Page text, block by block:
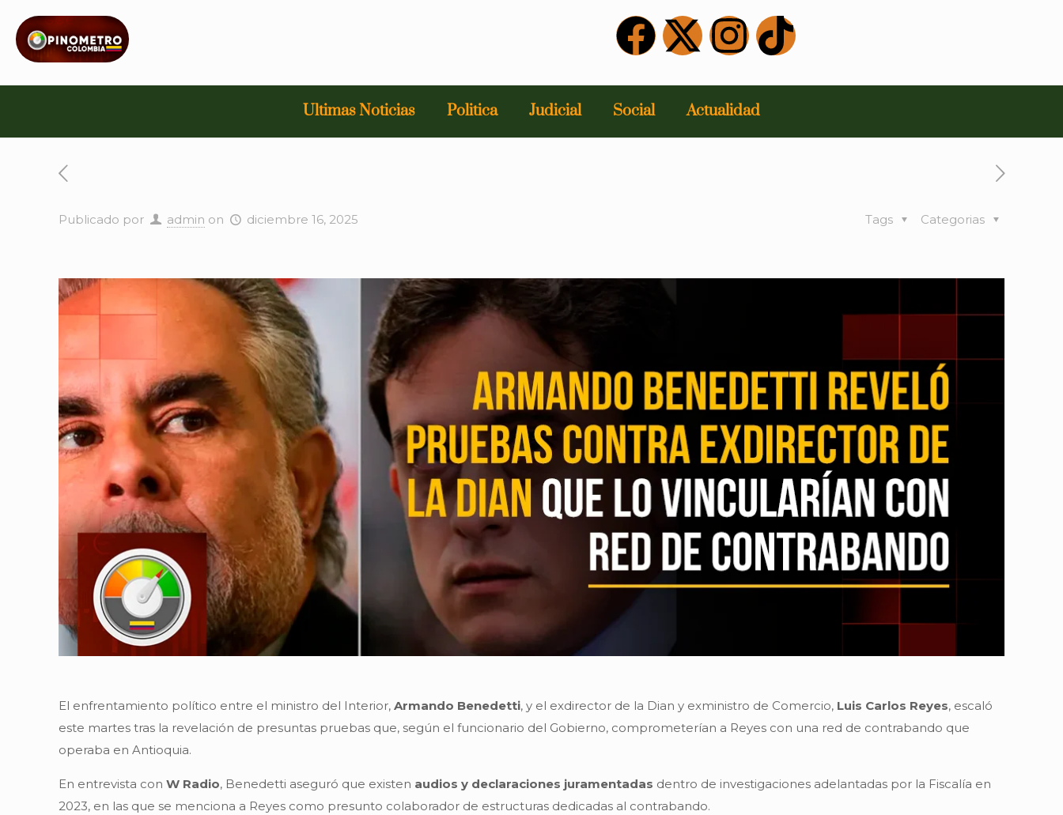
Ultimas Noticias Politica Judicial Social Actualidad
Publicado por admin on diciembre 16, 2025 Categorias
Tags
El enfrentamiento político entre el ministro del Interior,Armando Benedetti, y el exdirector de la Dian y exministro de Comercio, Luis Carlos Reyes, escaló
este martes tras la revelación de presuntas pruebas que, según el funcionario del Gobierno, comprometerían a Reyes con una red de contrabando que
operaba en Antioquia.
En entrevista conW Radio, Benedetti aseguró que existen audios y declaraciones juramentadas dentro de investigaciones adelantadas por la Fiscalía en
2023, en las que se menciona a Reyes como presunto colaborador de estructuras dedicadas al contrabando.